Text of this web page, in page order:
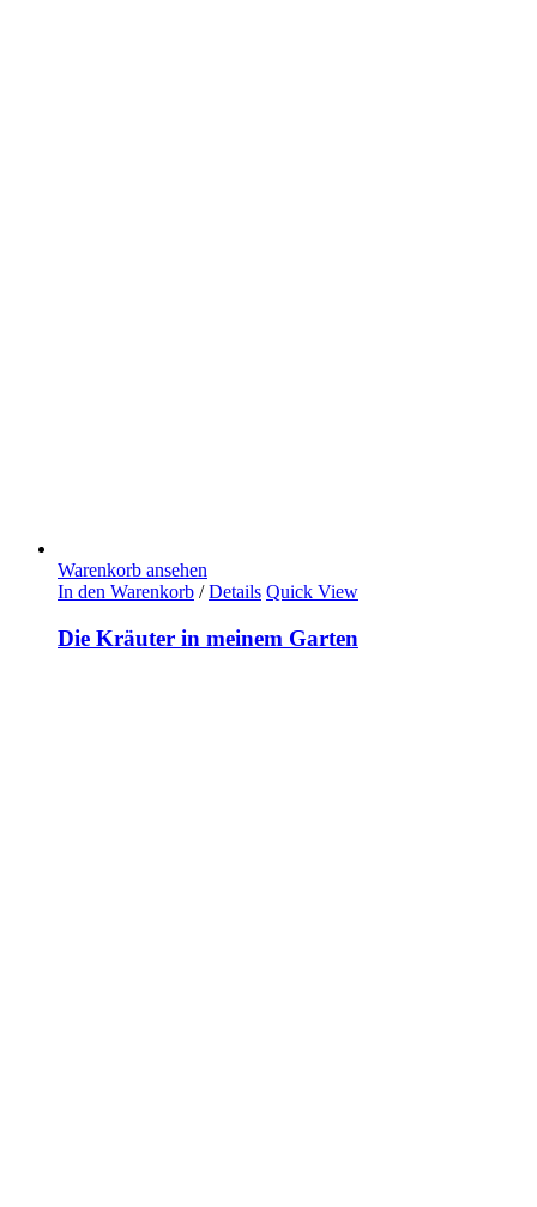
Warenkorb ansehen
In den Warenkorb / Details Quick View
Die Kräuter in meinem Garten